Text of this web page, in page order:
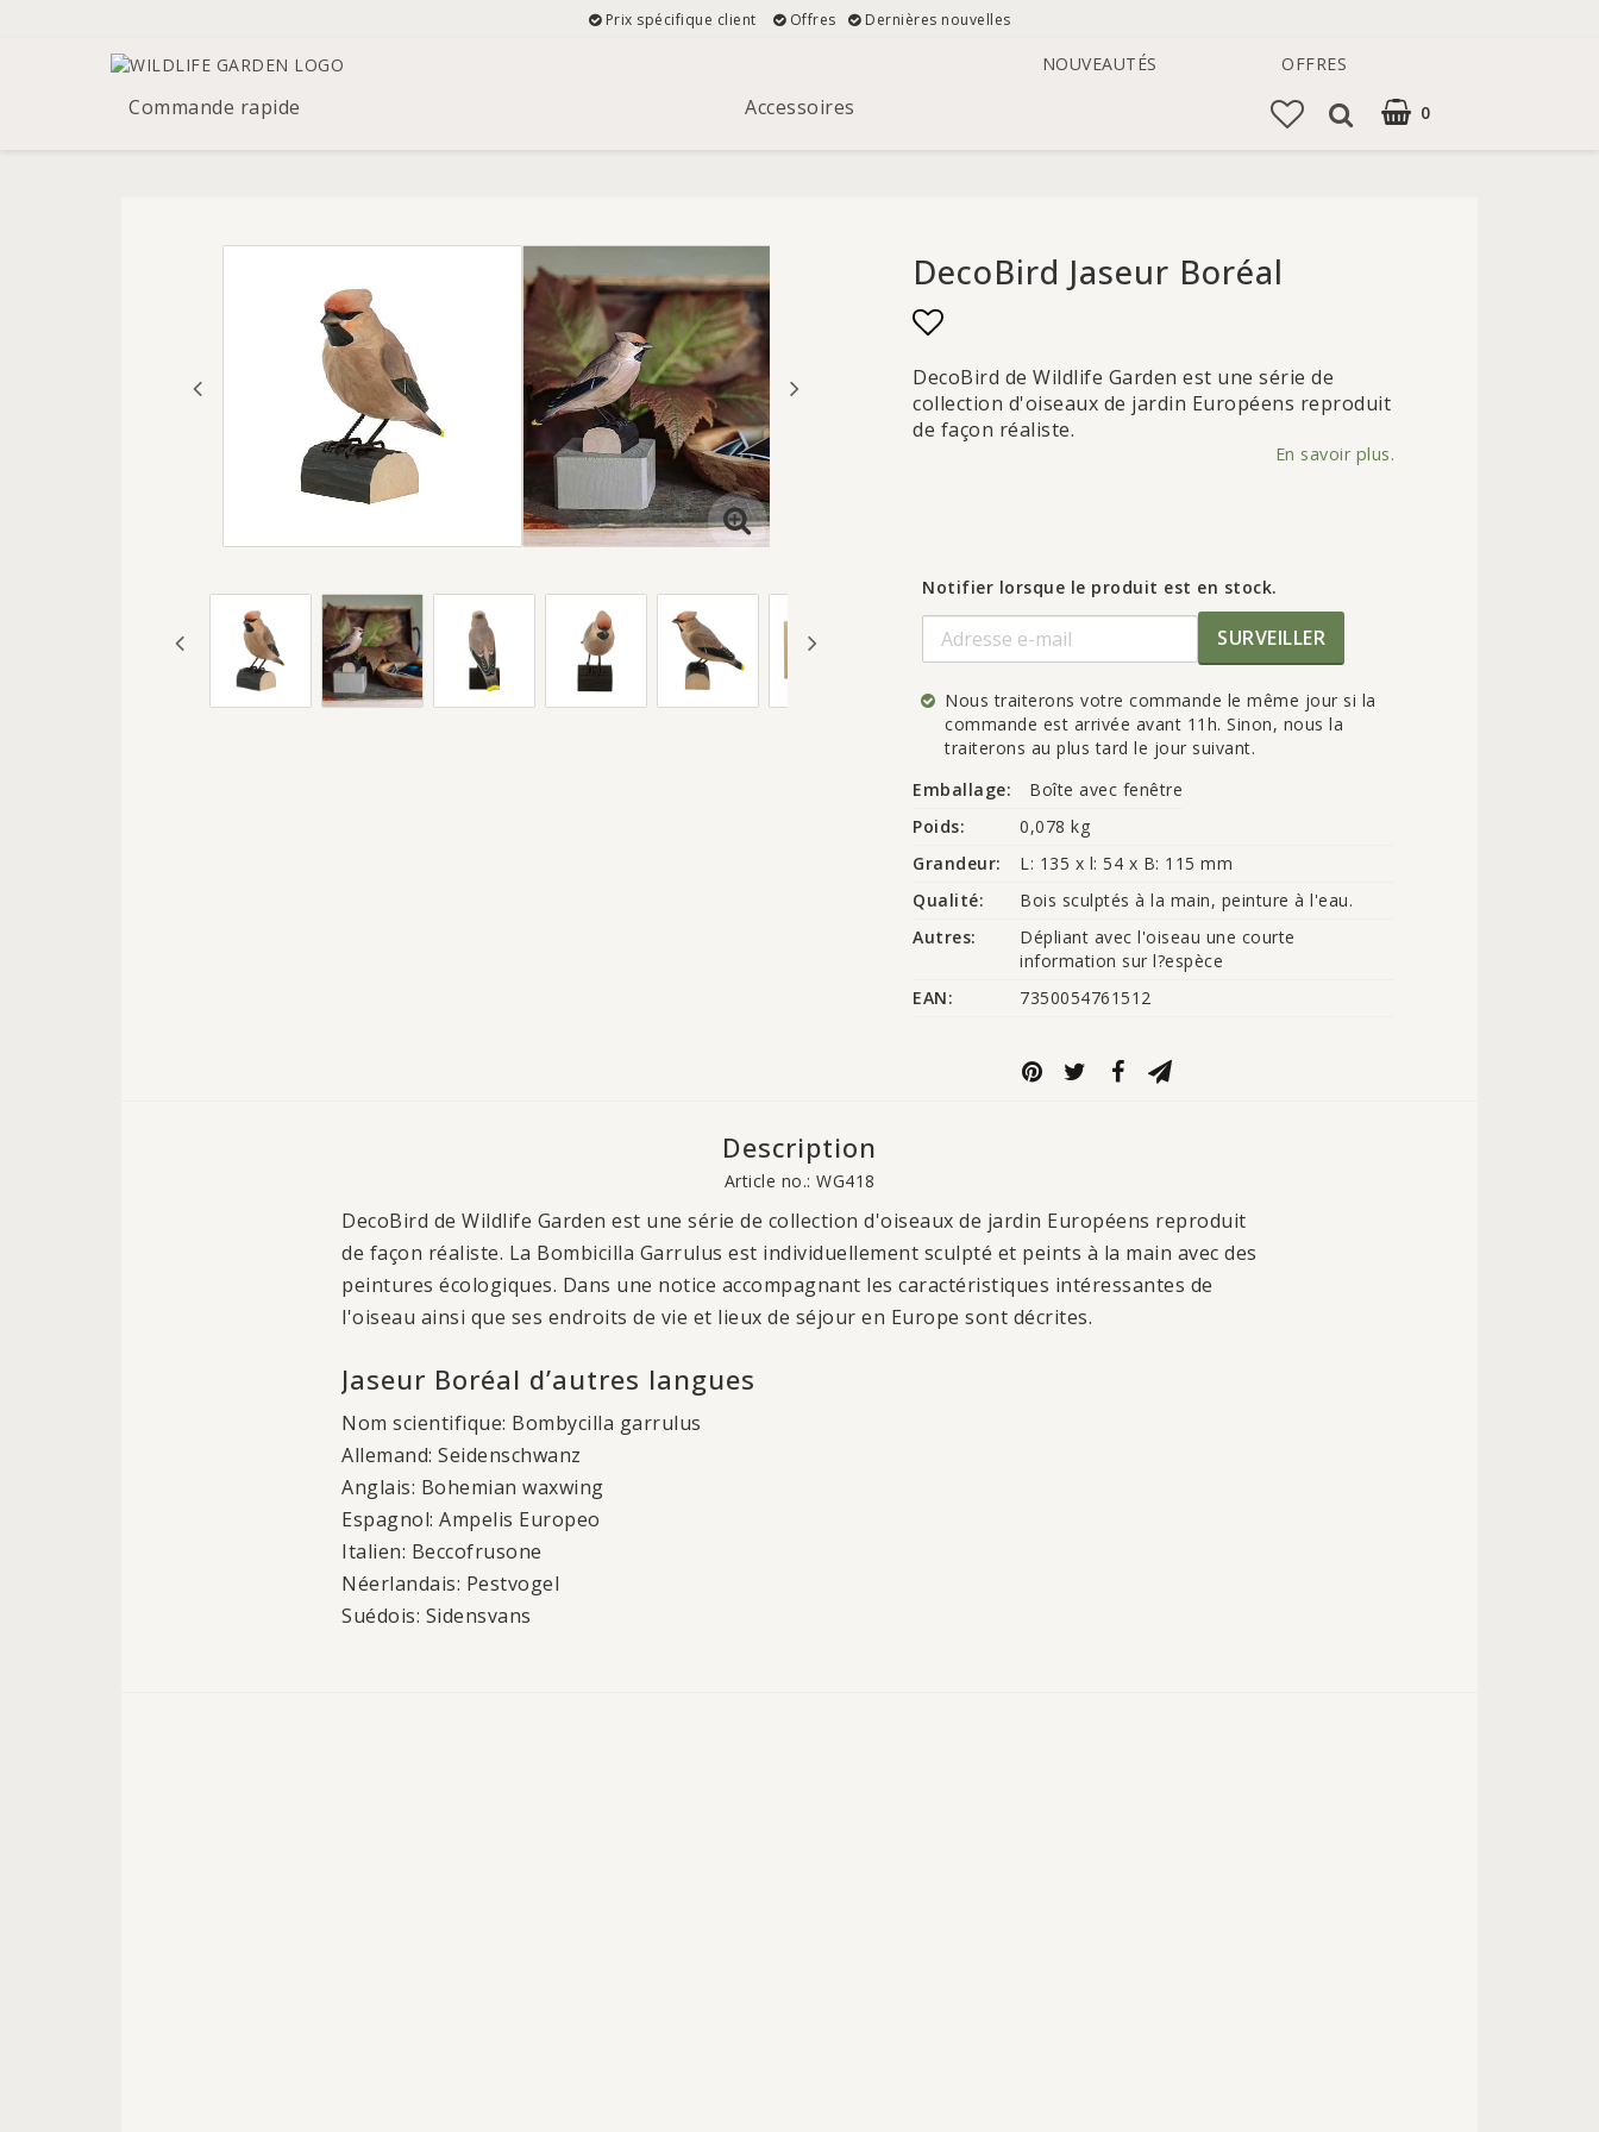
Prix spécifique client Offres Dernières nouvelles
NOUVEAUTÉS OFFRES
Commande rapide Accessoires 0
DecoBird Jaseur Boréal
Add to list of favorites
DecoBird de Wildlife Garden est une série de
collection d'oiseaux de jardin Européens reproduit
de façon réaliste.
En savoir plus.
Notifier lorsque le produit est en stock.
SURVEILLER
Nous traiterons votre commande le même jour si la
commande est arrivée avant 11h. Sinon, nous la
traiterons au plus tard le jour suivant.
Emballage:
Boîte avec fenêtre
Poids:
0,078 kg
Grandeur:
L: 135 x l: 54 x B: 115 mm
Qualité:
Bois sculptés à la main, peinture à l'eau.
Autres:
Dépliant avec l'oiseau une courte
information sur l?espèce
EAN:
7350054761512
Description
Article no.: WG418
DecoBird de Wildlife Garden est une série de collection d'oiseaux de jardin Européens reproduit
de façon réaliste. La Bombicilla Garrulus est individuellement sculpté et peints à la main avec des
peintures écologiques. Dans une notice accompagnant les caractéristiques intéressantes de
l'oiseau ainsi que ses endroits de vie et lieux de séjour en Europe sont décrites.
Jaseur Boréal d’autres langues
Nom scientifique: Bombycilla garrulus
Allemand: Seidenschwanz
Anglais: Bohemian waxwing
Espagnol: Ampelis Europeo
Italien: Beccofrusone
Néerlandais: Pestvogel
Suédois: Sidensvans